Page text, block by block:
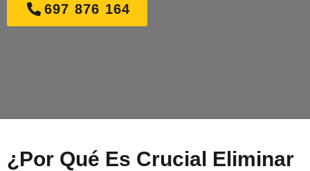
697 876 164
¿Por Qué Es Crucial Eliminar